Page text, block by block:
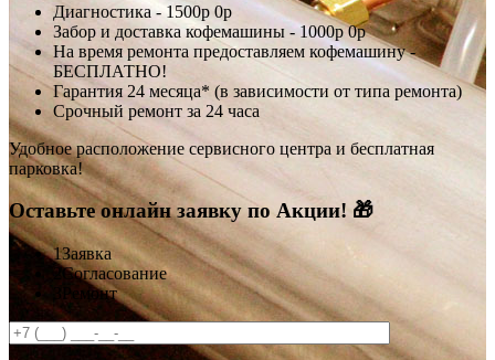
Диагностика - 1500р 0р
Забор и доставка кофемашины -1000р0р
На время ремонта предоставляем кофемашину -
БЕСПЛАТНО!
Гарантия 24 месяца* (в зависимости от типа ремонта)
Срочный ремонт за 24 часа
Удобное расположение сервисного центра и бесплатная
парковка!
Оставьте онлайн заявку по Акции! 🎁
1Заявка
2Согласование
Ремонт